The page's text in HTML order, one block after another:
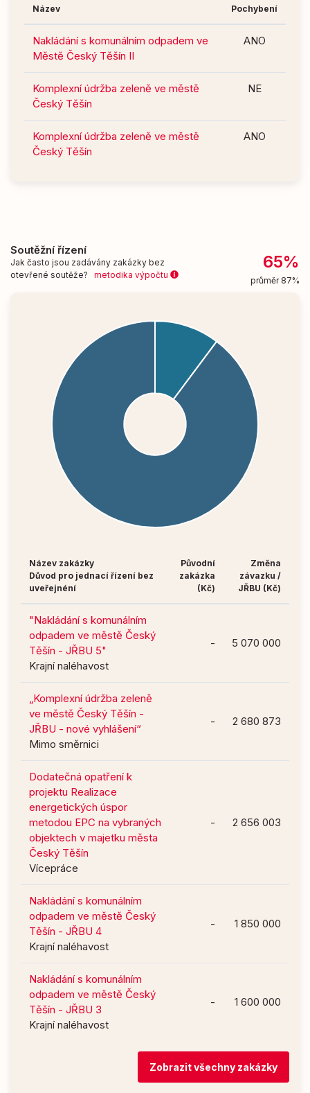
Název Pochybení
Nakládání s komunálním odpadem ve
Městě Český Těšín II
ANO
Komplexní údržba zeleně ve městě
Český Těšín
NE
Komplexní údržba zeleně ve městě
Český Těšín
ANO
Soutěžní řízení
Jak často jsou zadávány zakázky bez
otevřené soutěže? metodika výpočtu
65%
průměr 87%
Název zakázky
Důvod pro jednací řízení bez
uveřejnéní
Původní
zakázka
(Kč)
Změna
závazku /
JŘBU (Kč)
"Nakládání s komunálním
odpadem ve městě Český
Těšín - JŘBU 5"
Krajní naléhavost
- 5 070 000
„Komplexní údržba zeleně
ve městě Český Těšín -
JŘBU - nové vyhlášení“
Mimo směrnici
- 2 680 873
Dodatečná opatření k
projektu Realizace
energetických úspor
metodou EPC na vybraných
objektech v majetku města
Český Těšín
Vícepráce
- 2 656 003
Nakládání s komunálním
odpadem ve městě Český
Těšín - JŘBU 4
Krajní naléhavost
- 1 850 000
Nakládání s komunálním
odpadem ve městě Český
Těšín - JŘBU 3
Krajní naléhavost
- 1 600 000
Zobrazit všechny zakázky